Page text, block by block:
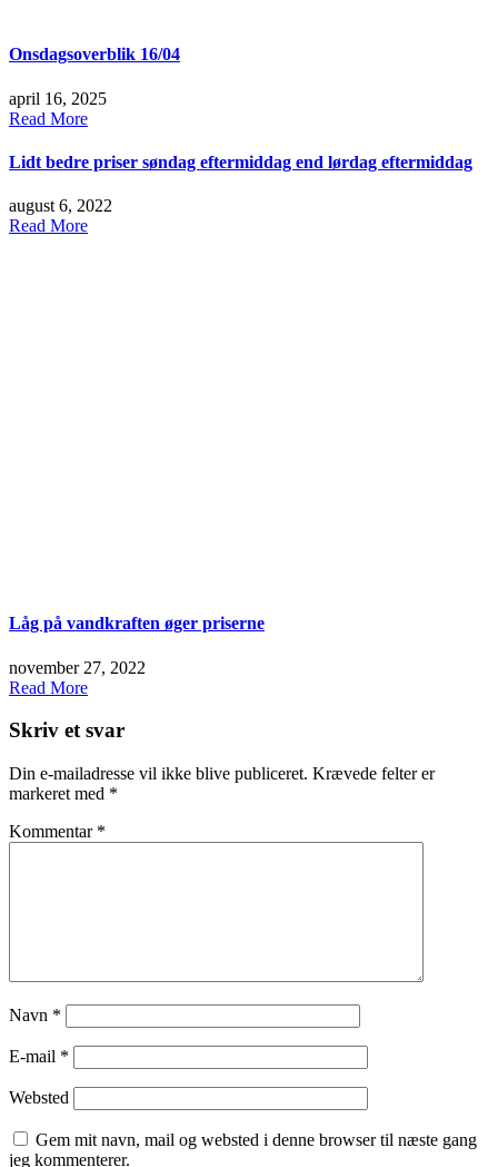
Onsdagsoverblik 16/04
april 16, 2025
Read More
Lidt bedre priser søndag eftermiddag end lørdag eftermiddag
august 6, 2022
Read More
Låg på vandkraften øger priserne
november 27, 2022
Read More
Skriv et svar
Din e-mailadresse vil ikke blive publiceret. Krævede felter er
markeret med *
Kommentar *
Navn *
E-mail *
Websted
Gem mit navn, mail og websted i denne browser til næste gang
jeg kommenterer.